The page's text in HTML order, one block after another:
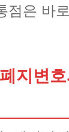
점은 바
지변